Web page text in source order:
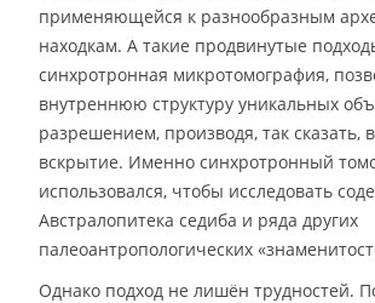
применяющейся к разнообразным
находкам. А такие продвинутые
синхротронная микротомография,
внутреннюю структуру уникальных
разрешением, производя, так сказать,
вскрытие. Именно синхротронный
использовался, чтобы исследовать
Австралопитека седиба и ряда других
палеоантропологических
Однако подход не лишён трудностей.